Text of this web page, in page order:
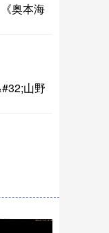
奥本海
山野